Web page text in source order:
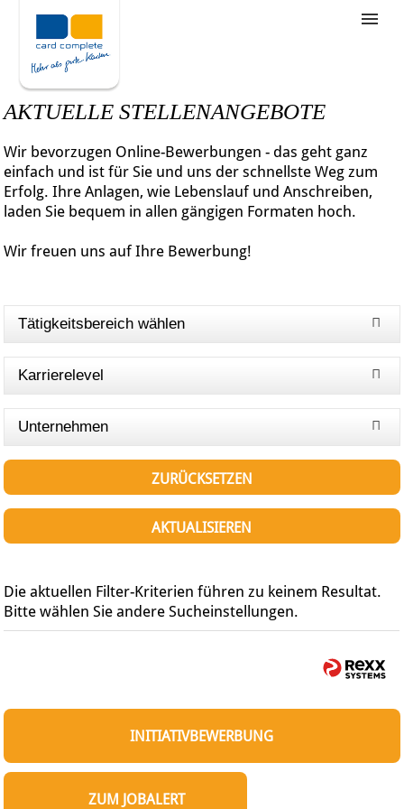
Stellenangebote
Unternehmensziele
Wie bewerbe ich mich
AKTUELLE STELLENANGEBOTE
Wir bevorzugen Online-Bewerbungen - das geht ganz
einfach und ist für Sie und uns der schnellste Weg zum
Erfolg. Ihre Anlagen, wie Lebenslauf und Anschreiben,
laden Sie bequem in allen gängigen Formaten hoch.
Wir freuen uns auf Ihre Bewerbung!
Tätigkeitsbereich wählen
Karrierelevel
Unternehmen
ZURÜCKSETZEN
AKTUALISIEREN
Die aktuellen Filter-Kriterien führen zu keinem Resultat.
Bitte wählen Sie andere Sucheinstellungen.
INITIATIVBEWERBUNG
ZUM JOBALERT